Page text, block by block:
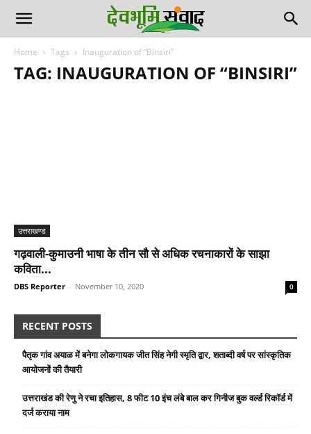
Home Tags Inauguration of “Binsiri”
TAG: INAUGURATION OF “BINSIRI”
उत्तराखण्ड
गढ़वाली-कुमाउनी भाषा के तीन सौ से अधिक रचनाकारों के साझा
कविता...
DBS Reporter - November 10, 2020 0
RECENT POSTS
पैतृक गांव अयाळ में बनेगा लोकगायक जीत सिंह नेगी स्मृति द्वार, शताब्दी वर्ष पर सांस्कृतिक
आयोजनों की तैयारी
उत्तराखंड की रेणु ने रचा इतिहास, 8 फीट 10 इंच लंबे बाल कर गिनीज बुक वर्ल्ड रिकॉर्ड में
दर्ज कराया नाम